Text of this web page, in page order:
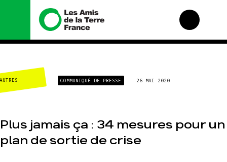
Nous connaître
Histoire
Valeurs
Équipes et
Total, rendez-vous au
Mode : une tendance
destructrice
AUTRES COMMUNIQUÉ DE PRESSE 26 MAI 2020
Plus jamais ça : 34 mesures pour un
plan de sortie de crise